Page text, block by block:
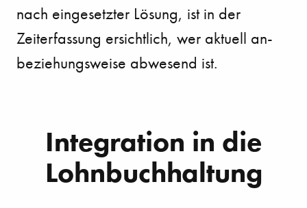
nach eingesetzter Lösung, ist in der
Zeiterfassung ersichtlich, wer aktuell an-
beziehungsweise abwesend ist.
Integration in die
Lohnbuchhaltung